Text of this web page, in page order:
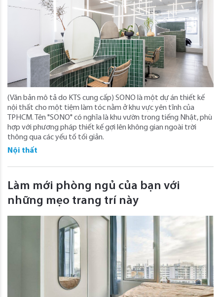
(Văn bản mô tả do KTS cung cấp) SONO là một dự án thiết kế
nội thất cho một tiệm làm tóc nằm ở khu vực yên tĩnh của
TPHCM. Tên "SONO" có nghĩa là khu vườn trong tiếng Nhật, phù
hợp với phương pháp thiết kế gợi lên không gian ngoài trời
thông qua các yếu tố tối giản.
Nội thất
Làm mới phòng ngủ của bạn với
những mẹo trang trí này